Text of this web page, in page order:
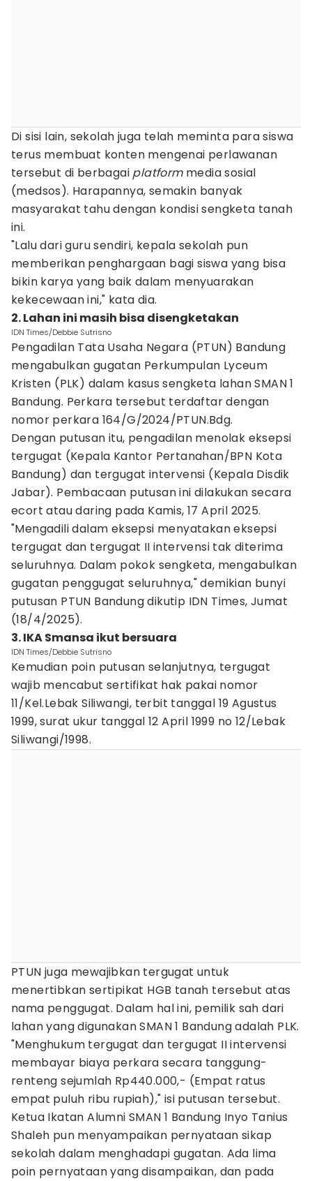
Di sisi lain, sekolah juga telah meminta para siswa
terus membuat konten mengenai perlawanan
tersebut di berbagai platformmedia sosial
(medsos). Harapannya, semakin banyak
masyarakat tahu dengan kondisi sengketa tanah
ini.
"Lalu dari guru sendiri, kepala sekolah pun
memberikan penghargaan bagi siswa yang bisa
bikin karya yang baik dalam menyuarakan
kekecewaan ini," kata dia.
2. Lahan ini masih bisa disengketakan
IDN Times/Debbie Sutrisno
Pengadilan Tata Usaha Negara (PTUN) Bandung
mengabulkan gugatan Perkumpulan Lyceum
Kristen (PLK) dalam kasus sengketa lahan SMAN 1
Bandung. Perkara tersebut terdaftar dengan
nomor perkara 164/G/2024/PTUN.Bdg.
Dengan putusan itu, pengadilan menolak eksepsi
tergugat (Kepala Kantor Pertanahan/BPN Kota
Bandung) dan tergugat intervensi (Kepala Disdik
Jabar). Pembacaan putusan ini dilakukan secara
ecort atau daring pada Kamis, 17 April 2025.
"Mengadili dalam eksepsi menyatakan eksepsi
tergugat dan tergugat II intervensi tak diterima
seluruhnya. Dalam pokok sengketa, mengabulkan
gugatan penggugat seluruhnya," demikian bunyi
putusan PTUN Bandung dikutip IDN Times, Jumat
(18/4/2025).
3. IKA Smansa ikut bersuara
IDN Times/Debbie Sutrisno
Kemudian poin putusan selanjutnya, tergugat
wajib mencabut sertifikat hak pakai nomor
11/Kel.Lebak Siliwangi, terbit tanggal 19 Agustus
1999, surat ukur tanggal 12 April 1999 no 12/Lebak
Siliwangi/1998.
PTUN juga mewajibkan tergugat untuk
menertibkan sertipikat HGB tanah tersebut atas
nama penggugat. Dalam hal ini, pemilik sah dari
lahan yang digunakan SMAN 1 Bandung adalah PLK.
"Menghukum tergugat dan tergugat II intervensi
membayar biaya perkara secara tanggung-
renteng sejumlah Rp440.000,- (Empat ratus
empat puluh ribu rupiah)," isi putusan tersebut.
Ketua Ikatan Alumni SMAN 1 Bandung Inyo Tanius
Shaleh pun menyampaikan pernyataan sikap
sekolah dalam menghadapi gugatan. Ada lima
poin pernyataan yang disampaikan, dan pada